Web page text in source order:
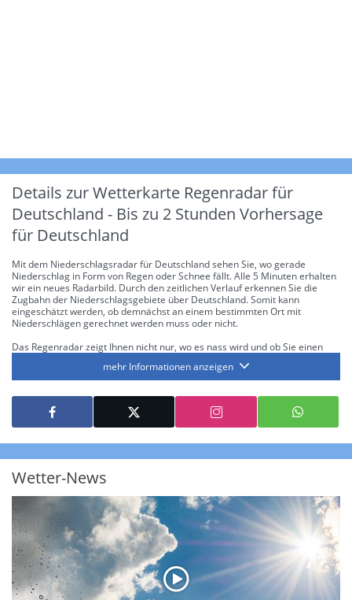
Details zur Wetterkarte Regenradar für
Deutschland - Bis zu 2 Stunden Vorhersage
für Deutschland
Mit dem Niederschlagsradar für Deutschland sehen Sie, wo gerade
Niederschlag in Form von Regen oder Schnee fällt. Alle 5 Minuten erhalten
wir ein neues Radarbild. Durch den zeitlichen Verlauf erkennen Sie die
Zugbahn der Niederschlagsgebiete über Deutschland. Somit kann
eingeschätzt werden, ob demnächst an einem bestimmten Ort mit
Niederschlägen gerechnet werden muss oder nicht.
Das Regenradar zeigt Ihnen nicht nur, wo es nass wird und ob Sie einen
die Niederschlagsintensität. Diese bezieht sich laut offiziellen Richtlinien
jeweils auf die Niederschlagsmenge in l/m² pro Stunde Regen- bzw.
Schneefall. Die 6 Stufen sind wie folgt gegliedert: Die hellen Blautöne
symbolisieren leichte bis mäßige Regen- bzw. Schneefälle mit einer
Intensität bis 8.1 l/m² pro Stunde. Dunkelblau repräsentiert mäßige bis
starke Niederschläge bis 35 l/m² pro Stunde. Hier können bereits Gewitter
auftreten. Extreme bzw. unwetterartige Niederschlagsereignisse mit
über 150 l/m² pro Stunde an. Solche
Neben der Niederschlagsintensität kann auch die Zuggeschwindigkeit der
Niederschlagsgebiete und damit die Niederschlagsdauer abgeschätzt
werden. Neben der 5-minütigen Radaraufzeichnung gibt es eine
Niederschlagsprognose für die nächsten 2 Stunden. So sehen Sie genau,
wann und wo in Deutschland mit Regen oder Schneefall zu rechnen ist bzw.
kennen zu jeder Zeit den genauen Verlauf einer Niederschlagsfront.
mehr Informationen anzeigen
Wetter-News